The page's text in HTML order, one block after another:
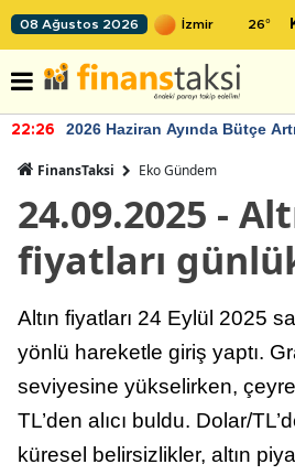
08 Ağustos 2026 26°
22:26 2026 Haziran Ayında Bütçe
FinansTaksi Eko Gündem
24.09.2025 -
fiyatları
Altın fiyatları 24 Eylül 2025
yönlü hareketle giriş yaptı.
seviyesine yükselirken,
TL’den alıcı buldu. Dolar/
küresel belirsizlikler, altın